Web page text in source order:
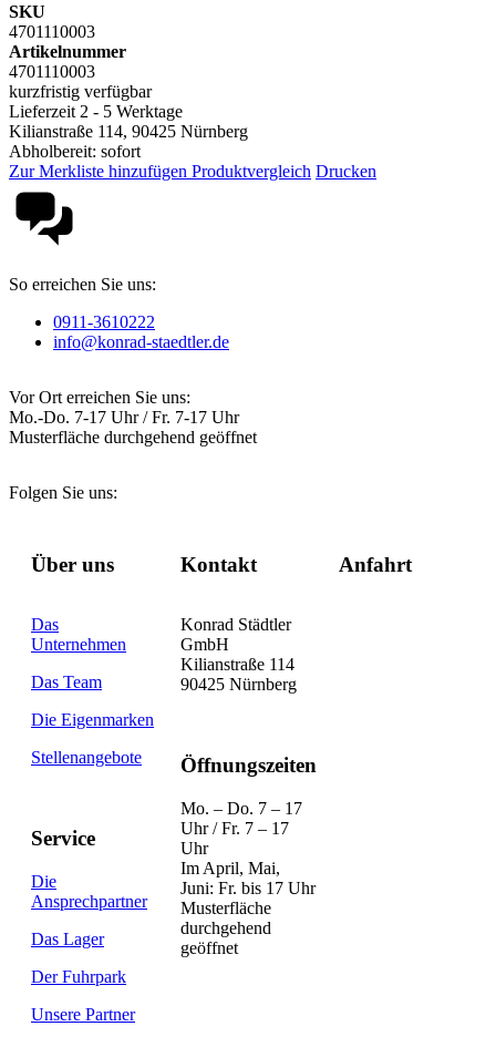
SKU
4701110003
Artikelnummer
4701110003
kurzfristig verfügbar
Lieferzeit 2 - 5 Werktage
Kilianstraße 114, 90425 Nürnberg
Abholbereit: sofort
Zur Merkliste hinzufügen Produktvergleich Drucken
So erreichen Sie uns:
0911-3610222
info@konrad-staedtler.de
Vor Ort erreichen Sie uns:
Mo.-Do. 7-17 Uhr / Fr. 7-17 Uhr
Musterfläche durchgehend geöffnet
Folgen Sie uns:
Über uns
Das
Unternehmen
Das Team
Die Eigenmarken
Stellenangebote
Service
Die
Ansprechpartner
Das Lager
Der Fuhrpark
Unsere Partner
Kontakt
Konrad Städtler
GmbH
Kilianstraße 114
90425 Nürnberg
Öffnungszeiten
Mo. – Do. 7 – 17
Uhr / Fr. 7 – 17
Uhr
Im April, Mai,
Juni: Fr. bis 17 Uhr
Musterfläche
durchgehend
geöffnet
Anfahrt